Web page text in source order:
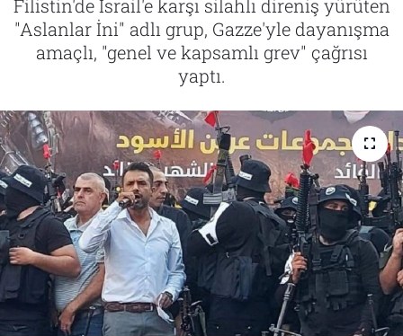
Filistin'de İsrail'e karşı silahlı direniş yürüten
"Aslanlar İni" adlı grup, Gazze'yle dayanışma
amaçlı, "genel ve kapsamlı grev" çağrısı
yaptı.
Tarih
İletişim